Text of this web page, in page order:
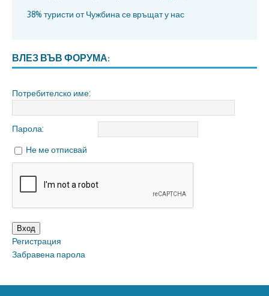
38% туристи от Чужбина се връщат у нас
ВЛЕЗ ВЪВ ФОРУМА:
Потребителско име:
Парола:
Не ме отписвай
Вход
Регистрация
Забравена парола